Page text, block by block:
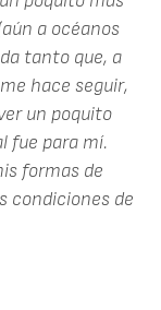
a océanos
tanto que, a
hace seguir,
un poquito
fue para mí.
formas de
condiciones de